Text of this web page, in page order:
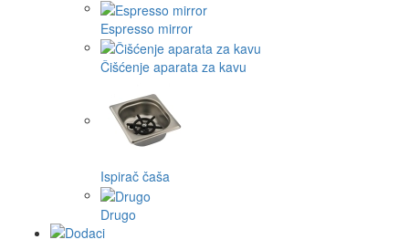
Espresso mirror
Čišćenje aparata za kavu
Ispirač čaša
Drugo